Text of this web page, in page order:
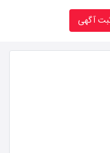
آگهی